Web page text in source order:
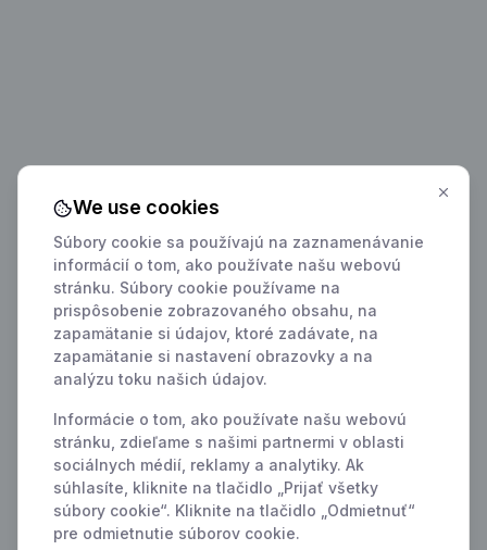
We use cookies
Súbory cookie sa používajú na zaznamenávanie
informácií o tom, ako používate našu webovú
stránku. Súbory cookie používame na
prispôsobenie zobrazovaného obsahu, na
zapamätanie si údajov, ktoré zadávate, na
zapamätanie si nastavení obrazovky a na
analýzu toku našich údajov.
Informácie o tom, ako používate našu webovú
stránku, zdieľame s našimi partnermi v oblasti
sociálnych médií, reklamy a analytiky. Ak
súhlasíte, kliknite na tlačidlo „Prijať všetky
súbory cookie“. Kliknite na tlačidlo „Odmietnuť“
pre odmietnutie súborov cookie.